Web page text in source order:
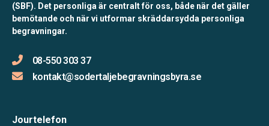
(SBF). Det personliga är centralt för oss, både när det gäller
bemötande och när vi utformar skräddarsydda personliga
begravningar.
08-550 303 37
kontakt@sodertaljebegravningsbyra.se
Jourtelefon